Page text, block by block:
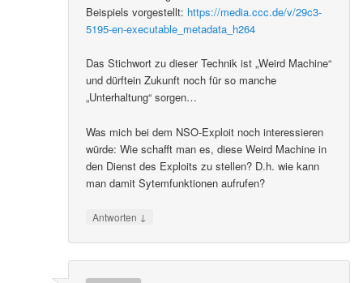
Beispiels vorgestellt: https://media.ccc.de/v/29c3-
5195-en-executable_metadata_h264
Das Stichwort zu dieser Technik ist „Weird Machine“
und dürftein Zukunft noch für so manche
„Unterhaltung“ sorgen…
Was mich bei dem NSO-Exploit noch interessieren
würde: Wie schafft man es, diese Weird Machine in
den Dienst des Exploits zu stellen? D.h. wie kann
man damit Sytemfunktionen aufrufen?
Antworten ↓